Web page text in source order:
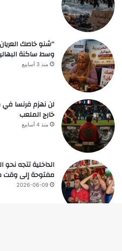
“شنو خاصك
وسط ساكنة
منذ 3 أسابيع
لن نهزم فرنسا في
خارج الملعب
منذ 4 أسابيع
الداخلية تتجه
مفتوحة إلى وقت
2026-06-09